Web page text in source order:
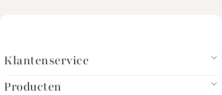
Klantenservice
Producten